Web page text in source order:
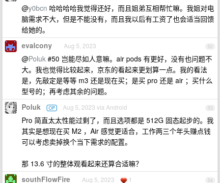
@y0bcn 哈哈哈哈我觉得还好，而且姐弟互相帮忙嘛。我姐对电
脑需求不大，但是不能没有，而且我以后有工资了也会适当回馈
给她的。
52
evalcony Aug 5, 2023
@Poluk #50 岂能尽如人意嘛。air pods 有更好，没有也问题不
大。我也觉得比较起来，京东的看起来更划算一点。我的看法
是，先敲定是等等 m3 还是现在买；是买 pro 还是 air ；买什么
型号的；再考虑其余的问题。
53
Poluk OP Aug 5, 2023 via Android
Pro 简直太太性能过剩了，而且选项都是 512G 固态起步的。我
其实是想现在买 M2 ，Air 感觉更适合，工作两三个年头赚点钱
可以考虑卖掉换个当下需求的配置。
那 13.6 寸的整体观看起来还算合适嘛？
54
southFlowFire Aug 5, 2023 1